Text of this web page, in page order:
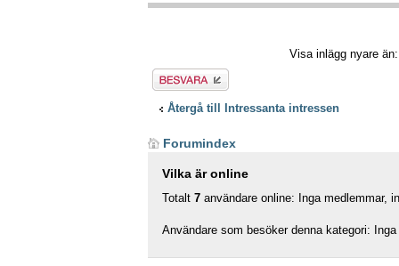
Visa inlägg nyare
Besvara
Återgå till Intressanta intressen
Forumindex
Vilka är online
Totalt 7 användare online: Inga medlemmar,
Användare som besöker denna kategori: